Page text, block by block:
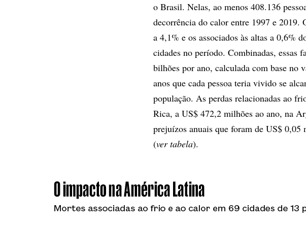
o Brasil. Nelas, ao menos 408.136
decorrência do calor entre 1997 e 2019.
a 4,1% e os associados às altas a 0,6%
cidades no período. Combinadas, essas
bilhões por ano, calculada com base no
anos que cada pessoa teria vivido se
população. As perdas relacionadas ao
Rica, a US$ 472,2 milhões ao ano, na
prejuízos anuais que foram de US$
(ver tabela).